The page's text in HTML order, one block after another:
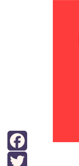
Facebook